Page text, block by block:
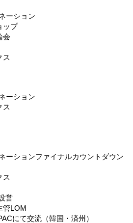
ーション
ップ
会
ス
ーション
ス
ーションファイナルカウントダウン
ス
営
管LOM
にて交流（韓国・済州）